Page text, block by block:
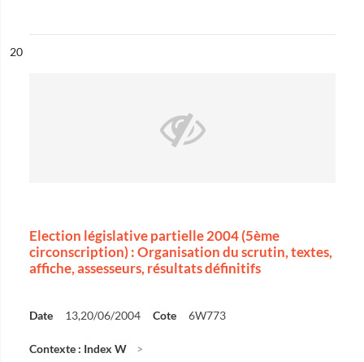
n°
20
Election législative partielle 2004 (5ème
circonscription) : Organisation du scrutin, textes,
affiche, assesseurs, résultats définitifs
Date 13,20/06/2004 Cote 6W773
Contexte : Index W